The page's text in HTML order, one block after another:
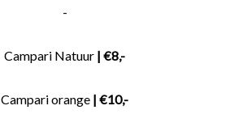
-
Campari Natuur | €8,-
Campari orange | €10,-